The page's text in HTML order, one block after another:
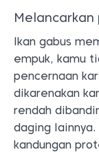
Melancarkan
Ikan gabus
empuk, kamu
pencernaan
dikarenakan
rendah
daging
kandungan